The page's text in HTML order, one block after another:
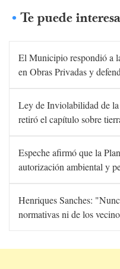
Te puede
El Municipio respondió a
en Obras Privadas y
Ley de Inviolabilidad de
retiró el capítulo sobre
Espeche afirmó que la
autorización ambiental y
Henriques Sanches:
normativas ni de los